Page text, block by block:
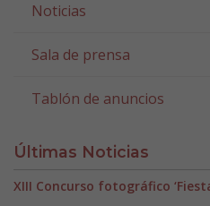
Noticias
Sala de prensa
Tablón de anuncios
Últimas Noticias
XIII Concurso fotográfico